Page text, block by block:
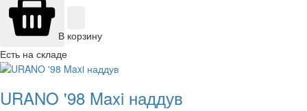
В корзину
Есть на складе
URANO '98 Maxi наддув